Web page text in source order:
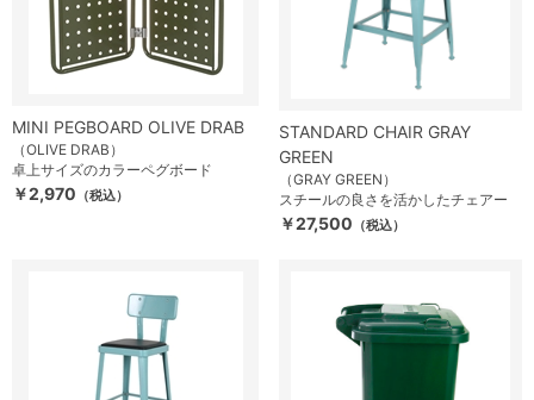
MINI PEGBOARD OLIVE DRAB
（OLIVE DRAB）
卓上サイズのカラーペグボード
￥2,970 （税込）
STANDARD CHAIR GRAY
GREEN
（GRAY GREEN）
スチールの良さを活かしたチェアー
￥27,500 （税込）